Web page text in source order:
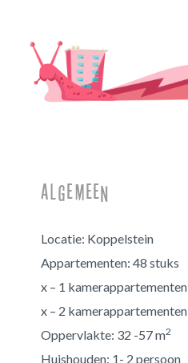
Algemeen
Locatie: Koppelstein
Appartementen: 48 stuks
x – 1 kamerappartementen
x – 2 kamerappartementen
Oppervlakte: 32 -57 m2
Huishouden: 1- 2 persoon